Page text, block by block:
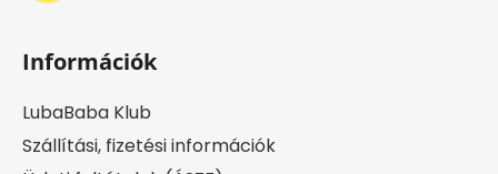
Információk
LubaBaba Klub
Szállítási, fizetési információk